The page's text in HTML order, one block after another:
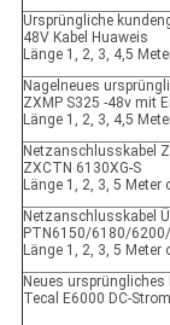
Ursprüngliche
48V Kabel Huaweis
Länge 1, 2, 3, 4,5
Nagelneues
ZXMP S325 -48v mit
Länge 1, 2, 3, 4,5
Netzanschlusskabel
ZXCTN 6130XG-S
Länge 1, 2, 3, 5 Meter
Netzanschlusskabel
PTN6150/6180/
Länge 1, 2, 3, 5 Meter
Neues
Tecal E6000 DC-